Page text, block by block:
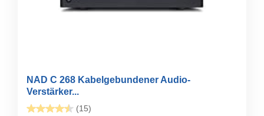
NAD C 268 Kabelgebundener Audio-
Verstärker...
(15)